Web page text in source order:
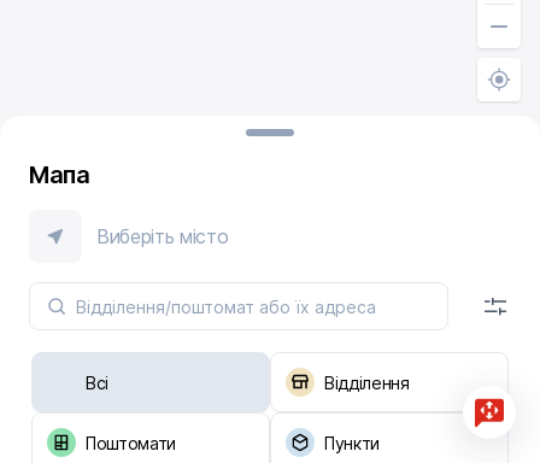
Мапа
Виберіть місто
Всі Відділення
Поштомати Пункти